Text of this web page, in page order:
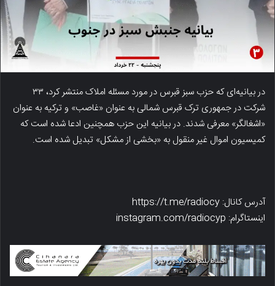
در بیانیه‌ای که حزب سبز قبرس در مورد مسئله املاک منتشر کرد، ۳۳
شرکت در جمهوری ترک قبرس شمالی به عنوان «غاصب» و ترکیه به عنوان
«اشغالگر» معرفی شدند. در بیانیه این حزب همچنین ادعا شده است که
کمیسیون اموال غیر منقول به «بخشی از مشکل» تبدیل شده است.
آدرس کانال: https://t.me/radiocy
اینستاگرام: instagram.com/radiocyp